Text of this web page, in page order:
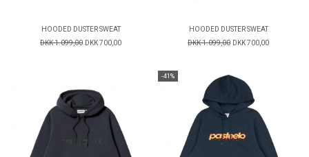
HOODED DUSTER SWEAT
DKK 1.099,00 DKK 700,00
HOODED DUSTER SWEAT
DKK 1.099,00 DKK 700,00
-41%